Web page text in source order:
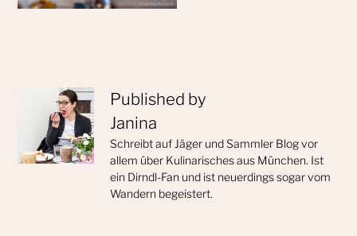
Published by
Janina
Schreibt auf Jäger und Sammler Blog vor
allem über Kulinarisches aus München. Ist
ein Dirndl-Fan und ist neuerdings sogar vom
Wandern begeistert.